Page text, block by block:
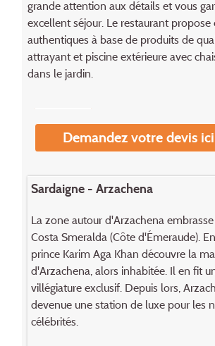
grande attention aux détails et vous
excellent séjour. Le restaurant propose
authentiques à base de produits de
attrayant et piscine extérieure avec
dans le jardin.
Demandez votre devis ici
Sardaigne - Arzachena
La zone autour d'Arzachena
Costa Smeralda (Côte d'Émeraude).
prince Karim Aga Khan découvre la
d'Arzachena, alors inhabitée. Il en fit
villégiature exclusif. Depuis lors,
devenue une station de luxe pour les
célébrités.